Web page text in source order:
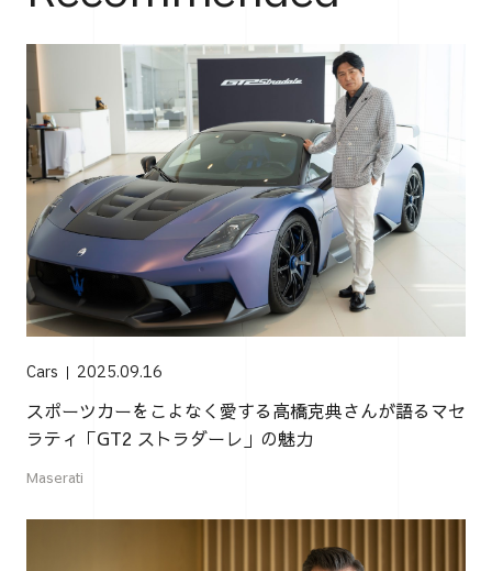
Cars 2025.09.16
スポーツカーをこよなく愛する高橋克典さんが語るマセ
ラティ「GT2 ストラダーレ」の魅力
Maserati